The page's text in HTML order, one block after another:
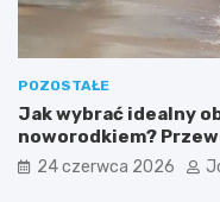
POZOSTAŁE
Jak wybrać idealny
noworodkiem?
24 czerwca 2026